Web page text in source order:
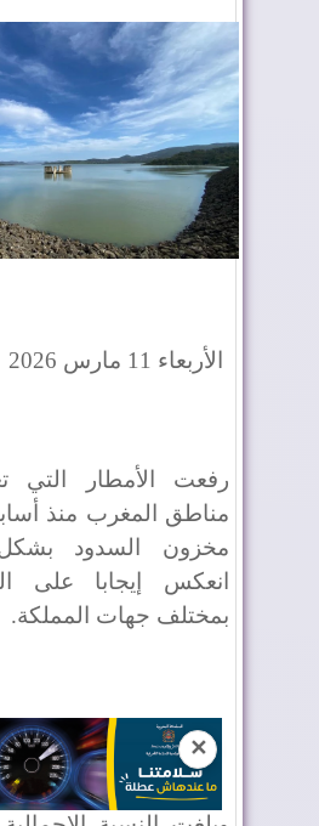
الأربعاء 11 مارس 2026
رفعت الأمطار التي
مناطق المغرب منذ
مخزون السدود
انعكس إيجابا على
بمختلف جهات المملكة.
✕